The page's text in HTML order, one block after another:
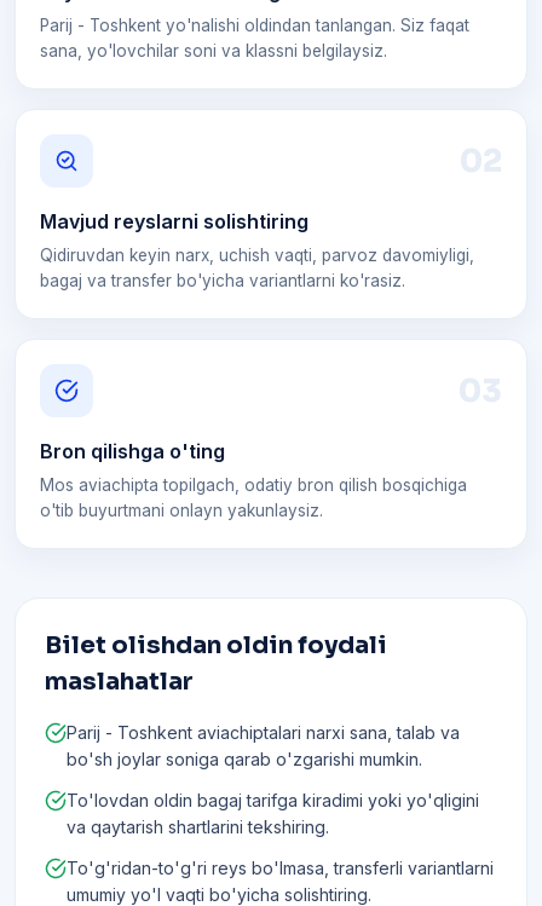
Parij - Toshkent yo'nalishi oldindan tanlangan. Siz faqat
sana, yo'lovchilar soni va klassni belgilaysiz.
02
Mavjud reyslarni solishtiring
Qidiruvdan keyin narx, uchish vaqti, parvoz davomiyligi,
bagaj va transfer bo'yicha variantlarni ko'rasiz.
03
Bron qilishga o'ting
Mos aviachipta topilgach, odatiy bron qilish bosqichiga
o'tib buyurtmani onlayn yakunlaysiz.
Bilet olishdan oldin foydali
maslahatlar
Parij - Toshkent aviachiptalari narxi sana, talab va
bo'sh joylar soniga qarab o'zgarishi mumkin.
To'lovdan oldin bagaj tarifga kiradimi yoki yo'qligini
va qaytarish shartlarini tekshiring.
To'g'ridan-to'g'ri reys bo'lmasa, transferli variantlarni
umumiy yo'l vaqti bo'yicha solishtiring.